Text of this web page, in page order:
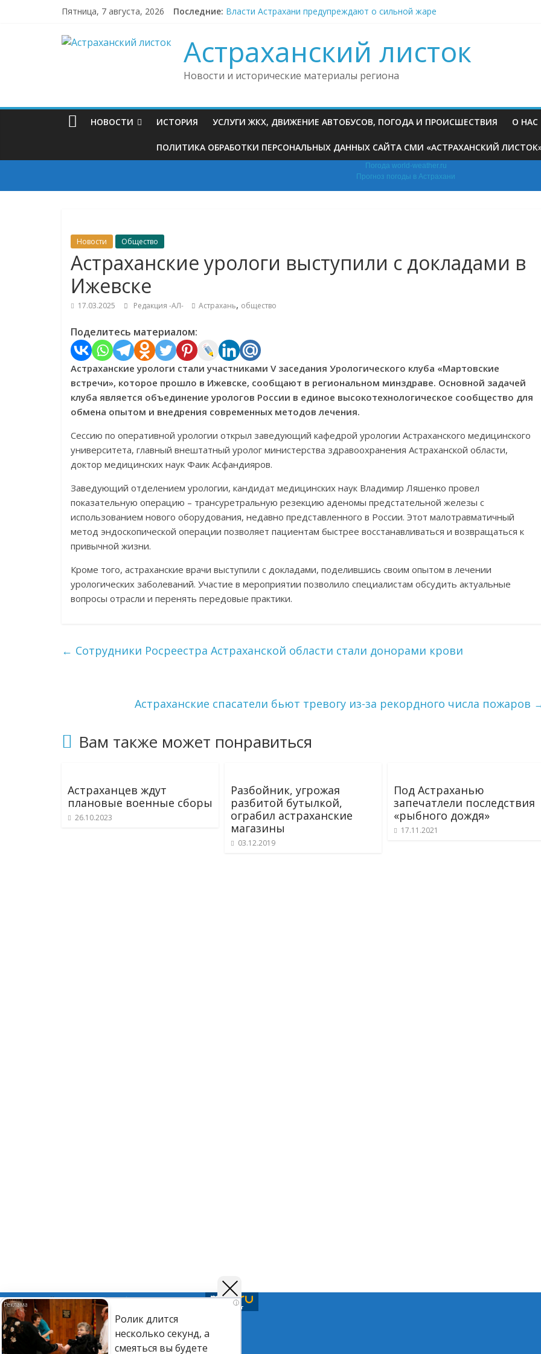
Пятница, 7 августа, 2026 Последние: Власти Астрахани предупреждают о сильной жаре
Астраханская транспортная фирма набрала штрафов на дорогах более чем
В Астрахани двое подростков совершили серию преступлений
Астраханский листок
Новости и исторические материалы региона
НОВОСТИ ИСТОРИЯ УСЛУГИ ЖКХ, ДВИЖЕНИЕ АВТОБУСОВ, ПОГОДА И ПРОИСШЕСТВИЯ О НАС
ПОЛИТИКА ОБРАБОТКИ ПЕРСОНАЛЬНЫХ ДАННЫХ САЙТА СМИ «АСТРАХАНСКИЙ ЛИСТОК»
Погода world-weather.ru
Прогноз погоды в Астрахани
Новости Общество
Астраханские урологи выступили с докладами в
Ижевске
17.03.2025 Редакция -АЛ- Астрахань, общество
Поделитесь материалом:
Астраханские урологи стали участниками V заседания Урологического клуба «Мартовские
встречи», которое прошло в Ижевске, сообщают в региональном минздраве. Основной задачей
клуба является объединение урологов России в единое высокотехнологическое сообщество для
обмена опытом и внедрения современных методов лечения.
Сессию по оперативной урологии открыл заведующий кафедрой урологии Астраханского медицинского
университета, главный внештатный уролог министерства здравоохранения Астраханской области,
доктор медицинских наук Фаик Асфандияров.
Заведующий отделением урологии, кандидат медицинских наук Владимир Ляшенко провел
показательную операцию – трансуретральную резекцию аденомы предстательной железы с
использованием нового оборудования, недавно представленного в России. Этот малотравматичный
метод эндоскопической операции позволяет пациентам быстрее восстанавливаться и возвращаться к
привычной жизни.
Кроме того, астраханские врачи выступили с докладами, поделившись своим опытом в лечении
урологических заболеваний. Участие в мероприятии позволило специалистам обсудить актуальные
вопросы отрасли и перенять передовые практики.
← Сотрудники Росреестра Астраханской области стали донорами крови
Астраханские спасатели бьют тревогу из-за рекордного числа пожаров
Вам также может понравиться
Астраханцев ждут
плановые военные сборы
26.10.2023
Разбойник, угрожая
разбитой бутылкой,
ограбил астраханские
магазины
03.12.2019
Под Астраханью
запечатлели последствия
«рыбного дождя»
17.11.2021
i
Ролик длится
несколько секунд, а
смеяться вы будете
Подписывайтесь на нас вTelegram,ДзениВк
©Астраханский листок.